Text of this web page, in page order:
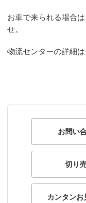
お車で来られる場合
せ。
物流センターの詳細は
お問い
切り
カンタン